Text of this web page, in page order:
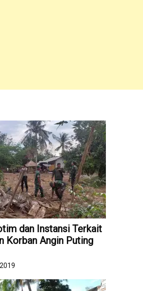
dan Instansi Terkait
Korban Angin Puting